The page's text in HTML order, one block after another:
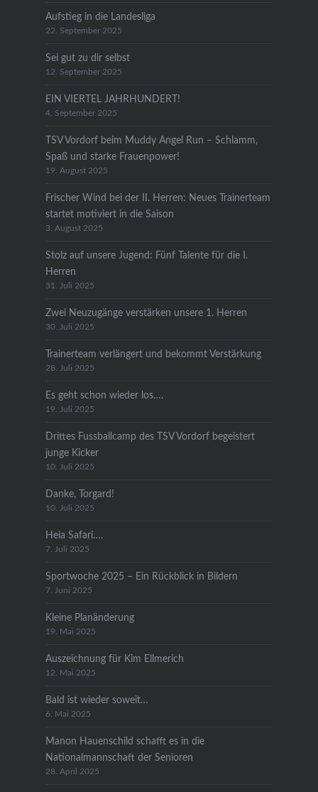
Aufstieg in die Landesliga
22. September 2025
Sei gut zu dir selbst
12. September 2025
EIN VIERTEL JAHRHUNDERT!
4. September 2025
TSV Vordorf beim Muddy Angel Run – Schlamm,
Spaß und starke Frauenpower!
19. August 2025
Frischer Wind bei der II. Herren: Neues Trainerteam
startet motiviert in die Saison
3. August 2025
Stolz auf unsere Jugend: Fünf Talente für die I.
Herren
31. Juli 2025
Zwei Neuzugänge verstärken unsere 1. Herren
30. Juli 2025
Trainerteam verlängert und bekommt Verstärkung
28. Juli 2025
Es geht schon wieder los….
19. Juli 2025
Drittes Fussballcamp des TSV Vordorf begeistert
junge Kicker
10. Juli 2025
Danke, Torgard!
10. Juli 2025
Heia Safari….
7. Juli 2025
Sportwoche 2025 – Ein Rückblick in Bildern
7. Juni 2025
Kleine Planänderung
19. Mai 2025
Auszeichnung für Kim Ellmerich
12. Mai 2025
Bald ist wieder soweit…
6. Mai 2025
Manon Hauenschild schafft es in die
Nationalmannschaft der Senioren
28. April 2025